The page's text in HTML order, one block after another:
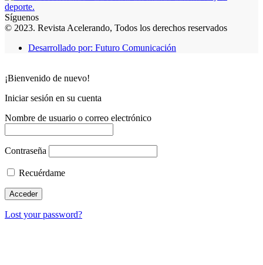
Síguenos
© 2023. Revista Acelerando, Todos los derechos reservados
Desarrollado por: Futuro Comunicación
¡Bienvenido de nuevo!
Iniciar sesión en su cuenta
Nombre de usuario o correo electrónico
Contraseña
Recuérdame
Lost your password?